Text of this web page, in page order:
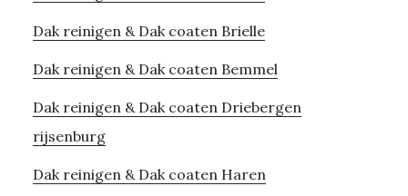
Dak reinigen & Dak coaten Brielle
Dak reinigen & Dak coaten Bemmel
Dak reinigen & Dak coaten Driebergen
rijsenburg
Dak reinigen & Dak coaten Haren